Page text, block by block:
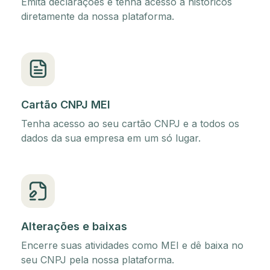
diretamente da nossa plataforma.
Cartão CNPJ MEI
Tenha acesso ao seu cartão CNPJ e a todos os
dados da sua empresa em um só lugar.
Alterações e baixas
Encerre suas atividades como MEI e dê baixa no
seu CNPJ pela nossa plataforma.